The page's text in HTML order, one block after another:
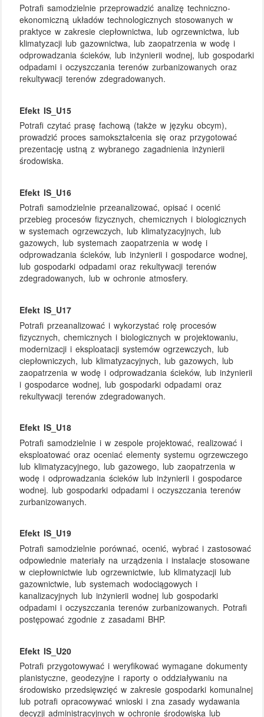
Potrafi samodzielnie przeprowadzić analizę techniczno-
ekonomiczną układów technologicznych stosowanych w
praktyce w zakresie ciepłownictwa, lub ogrzewnictwa, lub
klimatyzacji lub gazownictwa, lub zaopatrzenia w wodę i
odprowadzania ścieków, lub inżynierii wodnej, lub gospodarki
odpadami i oczyszczania terenów zurbanizowanych oraz
rekultywacji terenów zdegradowanych.
Efekt IS_U15
Potrafi czytać prasę fachową (także w języku obcym),
prowadzić proces samokształcenia się oraz przygotować
prezentację ustną z wybranego zagadnienia inżynierii
środowiska.
Efekt IS_U16
Potrafi samodzielnie przeanalizować, opisać i ocenić
przebieg procesów fizycznych, chemicznych i biologicznych
w systemach ogrzewczych, lub klimatyzacyjnych, lub
gazowych, lub systemach zaopatrzenia w wodę i
odprowadzania ścieków, lub inżynierii i gospodarce wodnej,
lub gospodarki odpadami oraz rekultywacji terenów
zdegradowanych, lub w ochronie atmosfery.
Efekt IS_U17
Potrafi przeanalizować i wykorzystać rolę procesów
fizycznych, chemicznych i biologicznych w projektowaniu,
modernizacji i eksploatacji systemów ogrzewczych, lub
ciepłowniczych, lub klimatyzacyjnych, lub gazowych, lub
zaopatrzenia w wodę i odprowadzania ścieków, lub inżynierii
i gospodarce wodnej, lub gospodarki odpadami oraz
rekultywacji terenów zdegradowanych.
Efekt IS_U18
Potrafi samodzielnie i w zespole projektować, realizować i
eksploatować oraz oceniać elementy systemu ogrzewczego
lub klimatyzacyjnego, lub gazowego, lub zaopatrzenia w
wodę i odprowadzania ścieków lub inżynierii i gospodarce
wodnej. lub gospodarki odpadami i oczyszczania terenów
zurbanizowanych.
Efekt IS_U19
Potrafi samodzielnie porównać, ocenić, wybrać i zastosować
odpowiednie materiały na urządzenia i instalacje stosowane
w ciepłownictwie lub ogrzewnictwie, lub klimatyzacji lub
gazownictwie, lub systemach wodociągowych i
kanalizacyjnych lub inżynierii wodnej lub gospodarki
odpadami i oczyszczania terenów zurbanizowanych. Potrafi
postępować zgodnie z zasadami BHP.
Efekt IS_U20
Potrafi przygotowywać i weryfikować wymagane dokumenty
planistyczne, geodezyjne i raporty o oddziaływaniu na
środowisko przedsięwzięć w zakresie gospodarki komunalnej
lub potrafi opracowywać wnioski i zna zasady wydawania
decyzji administracyjnych w ochronie środowiska lub